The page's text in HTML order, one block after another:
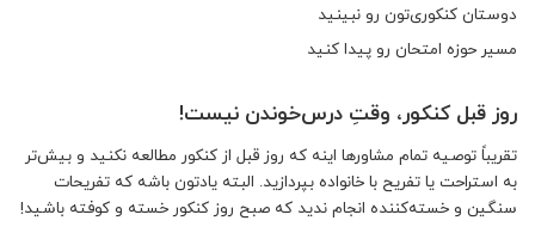
دوستان کنکوری‌تون رو نبینید
مسیر حوزه امتحان رو پیدا کنید
روز قبل کنکور، وقتِ درس‌خوندن نیست!
تقریباً توصیه تمام مشاورها اینه که روز قبل از کنکور مطالعه نکنید و بیش‌تر
به استراحت یا تفریح با خانواده بپردازید. البته یادتون باشه که تفریحات
سنگین و خسته‌کننده انجام ندید که صبح روز کنکور خسته و کوفته باشید!